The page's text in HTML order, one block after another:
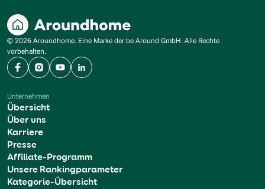
© 2026 Aroundhome. Eine Marke der be Around GmbH. Alle Rechte
vorbehalten.
FacebookInstagram
YouTubeLinkedIn
Unternehmen
Übersicht
Über uns
Karriere
Presse
Affiliate-Programm
Unsere Rankingparameter
Kategorie-Übersicht